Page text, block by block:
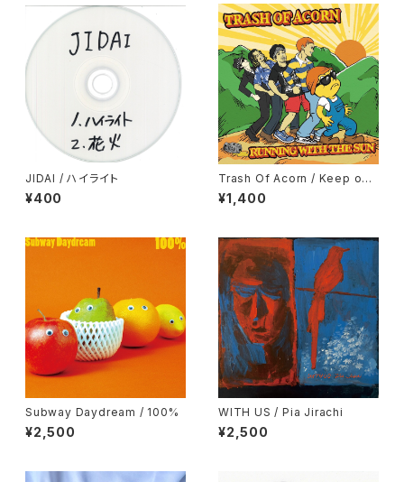
JIDAI / ハイライト
¥400
Trash Of Acorn / Keep on
Running
¥1,400
Subway Daydream / 100%
¥2,500
WITH US / Pia Jirachi
¥2,500